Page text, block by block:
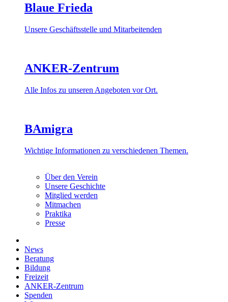
Blaue Frieda
Unsere Geschäftsstelle und Mitarbeitenden
ANKER-Zentrum
Alle Infos zu unseren Angeboten vor Ort.
BAmigra
Wichtige Informationen zu verschiedenen Themen.
Über den Verein
Unsere Geschichte
Mitglied werden
Mitmachen
Praktika
Presse
News
Beratung
Bildung
Freizeit
ANKER-Zentrum
Spenden